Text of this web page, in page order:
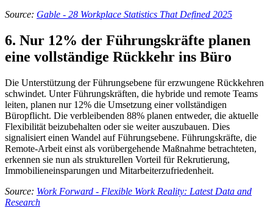
Source: Gable - 28 Workplace Statistics That Defined 2025
6. Nur 12% der Führungskräfte planen
eine vollständige Rückkehr ins Büro
Die Unterstützung der Führungsebene für erzwungene Rückkehren
schwindet. Unter Führungskräften, die hybride und remote Teams
leiten, planen nur 12% die Umsetzung einer vollständigen
Büropflicht. Die verbleibenden 88% planen entweder, die aktuelle
Flexibilität beizubehalten oder sie weiter auszubauen. Dies
signalisiert einen Wandel auf Führungsebene. Führungskräfte, die
Remote-Arbeit einst als vorübergehende Maßnahme betrachteten,
erkennen sie nun als strukturellen Vorteil für Rekrutierung,
Immobilieneinsparungen und Mitarbeiterzufriedenheit.
Source: Work Forward - Flexible Work Reality: Latest Data and
Research